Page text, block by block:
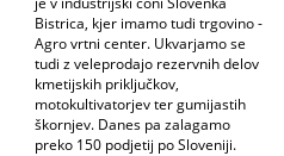
Bistrica, kjer imamo tudi trgovino -
Agro vrtni center. Ukvarjamo se
tudi z veleprodajo rezervnih delov
kmetijskih priključkov,
motokultivatorjev ter gumijastih
škornjev. Danes pa zalagamo
preko 150 podjetij po Sloveniji.